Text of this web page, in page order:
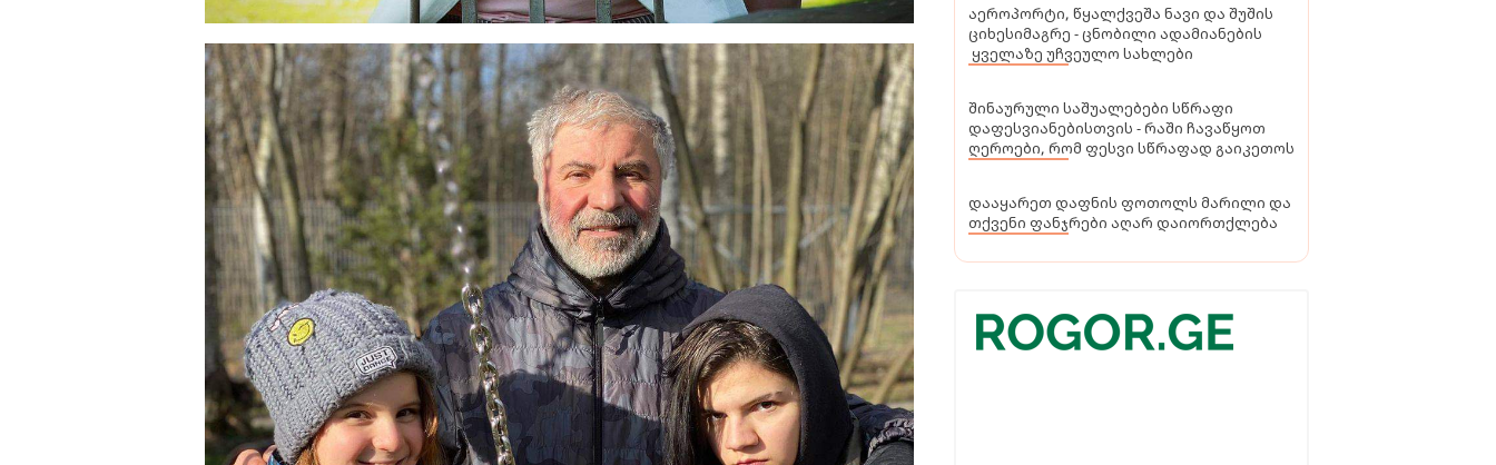
აეროპორტი, წყალქვეშა ნავი და შუშის
ციხესიმაგრე - ცნობილი ადამიანების
ყველაზე უჩვეულო სახლები
შინაურული საშუალებები სწრაფი
დაფესვიანებისთვის - რაში ჩავაწყოთ
ღეროები, რომ ფესვი სწრაფად გაიკეთოს
დააყარეთ დაფნის ფოთოლს მარილი და
თქვენი ფანჯრები აღარ დაიორთქლება